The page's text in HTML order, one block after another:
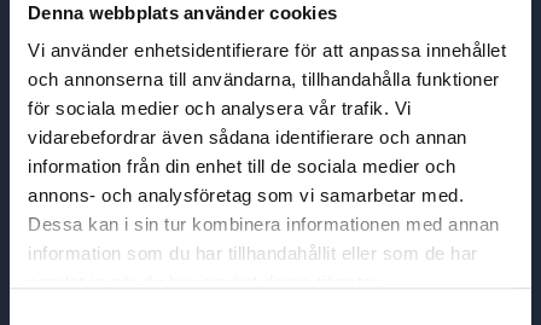
Denna webbplats använder cookies
Vi använder enhetsidentifierare för att anpassa innehållet
och annonserna till användarna, tillhandahålla funktioner
för sociala medier och analysera vår trafik. Vi
vidarebefordrar även sådana identifierare och annan
information från din enhet till de sociala medier och
annons- och analysföretag som vi samarbetar med.
Dessa kan i sin tur kombinera informationen med annan
information som du har tillhandahållit eller som de har
ADRESS
Agrasjövägen 3-5
293 21 Olofström
KONTAKT
info@ebp.se
0454-30 17 00
NAVIGATION